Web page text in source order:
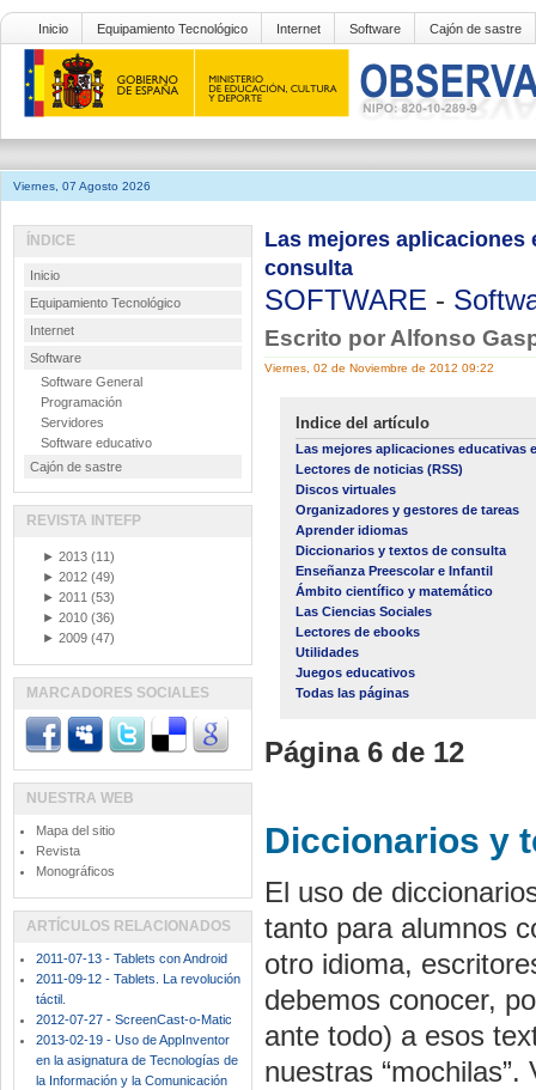
Inicio Equipamiento Tecnológico Internet Software Cajón de sastre
Viernes, 07 Agosto 2026
Las mejores
consulta
SOFTWARE -
Escrito por Alfonso
Viernes, 02 de Noviembre de 2012 09:22
Indice del artículo
Las mejores aplicaciones educativas
Lectores de noticias (RSS)
Discos virtuales
Organizadores y gestores de tareas
Aprender idiomas
Diccionarios y textos de consulta
Enseñanza Preescolar e Infantil
Ámbito científico y matemático
Las Ciencias Sociales
Lectores de ebooks
Utilidades
Juegos educativos
Todas las páginas
Página 6 de 12
Diccionarios y
El uso de
tanto para alumnos
otro idioma,
debemos conocer,
ante todo) a esos
nuestras
ÍNDICE
Inicio
Equipamiento Tecnológico
Internet
Software
Software General
Programación
Servidores
Software educativo
Cajón de sastre
REVISTA INTEFP
► 2013 (11)
► 2012 (49)
► 2011 (53)
► 2010 (36)
► 2009 (47)
MARCADORES SOCIALES
NUESTRA WEB
Mapa del sitio
Revista
Monográficos
ARTÍCULOS RELACIONADOS
2011-07-13 - Tablets con Android
2011-09-12 - Tablets. La revolución
táctil.
2012-07-27 - ScreenCast-o-Matic
2013-02-19 - Uso de AppInventor
en la asignatura de Tecnologías de
la Información y la Comunicación